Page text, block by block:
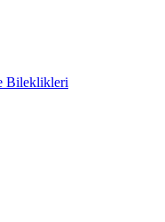
Bileklikleri